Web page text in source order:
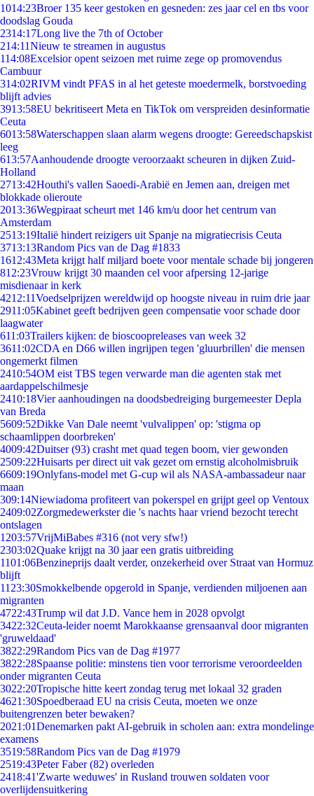
1014:23Broer 135 keer gestoken en gesneden: zes jaar cel en tbs voor
doodslag Gouda
2314:17Long live the 7th of October
214:11Nieuw te streamen in augustus
114:08Excelsior opent seizoen met ruime zege op promovendus
Cambuur
314:02RIVM vindt PFAS in al het geteste moedermelk, borstvoeding
blijft advies
3913:58EU bekritiseert Meta en TikTok om verspreiden desinformatie
Ceuta
6013:58Waterschappen slaan alarm wegens droogte: Gereedschapskist
leeg
613:57Aanhoudende droogte veroorzaakt scheuren in dijken Zuid-
Holland
2713:42Houthi's vallen Saoedi-Arabië en Jemen aan, dreigen met
blokkade olieroute
2013:36Wegpiraat scheurt met 146 km/u door het centrum van
Amsterdam
2513:19Italië hindert reizigers uit Spanje na migratiecrisis Ceuta
3713:13Random Pics van de Dag #1833
1612:43Meta krijgt half miljard boete voor mentale schade bij jongeren
812:23Vrouw krijgt 30 maanden cel voor afpersing 12-jarige
misdienaar in kerk
4212:11Voedselprijzen wereldwijd op hoogste niveau in ruim drie jaar
2911:05Kabinet geeft bedrijven geen compensatie voor schade door
laagwater
611:03Trailers kijken: de bioscoopreleases van week 32
3611:02CDA en D66 willen ingrijpen tegen 'gluurbrillen' die mensen
ongemerkt filmen
2410:54OM eist TBS tegen verwarde man die agenten stak met
aardappelschilmesje
2410:18Vier aanhoudingen na doodsbedreiging burgemeester Depla
van Breda
5609:52Dikke Van Dale neemt 'vulvalippen' op: 'stigma op
schaamlippen doorbreken'
4009:42Duitser (93) crasht met quad tegen boom, vier gewonden
2509:22Huisarts per direct uit vak gezet om ernstig alcoholmisbruik
6609:19Onlyfans-model met G-cup wil als NASA-ambassadeur naar
maan
309:14Niewiadoma profiteert van pokerspel en grijpt geel op Ventoux
2409:02Zorgmedewerkster die 's nachts haar vriend bezocht terecht
ontslagen
1203:57VrijMiBabes #316 (not very sfw!)
2303:02Quake krijgt na 30 jaar een gratis uitbreiding
1101:06Benzineprijs daalt verder, onzekerheid over Straat van Hormuz
blijft
11 23:30Smokkelbende opgerold in Spanje, verdienden miljoenen aan
migranten
4722:43Trump wil dat J.D. Vance hem in 2028 opvolgt
3422:32Ceuta-leider noemt Marokkaanse grensaanval door migranten
'gruweldaad'
3822:29Random Pics van de Dag #1977
3822:28Spaanse politie: minstens tien voor terrorisme veroordeelden
onder migranten Ceuta
3022:20Tropische hitte keert zondag terug met lokaal 32 graden
4621:30Spoedberaad EU na crisis Ceuta, moeten we onze
buitengrenzen beter bewaken?
2021:01Denemarken pakt AI-gebruik in scholen aan: extra mondelinge
examens
3519:58Random Pics van de Dag #1979
2519:43Peter Faber (82) overleden
2418:41'Zwarte weduwes' in Rusland trouwen soldaten voor
overlijdensuitkering